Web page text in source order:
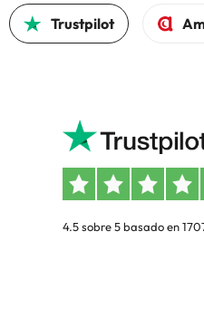
Trustpilot
4.5 sobre 5 basado en